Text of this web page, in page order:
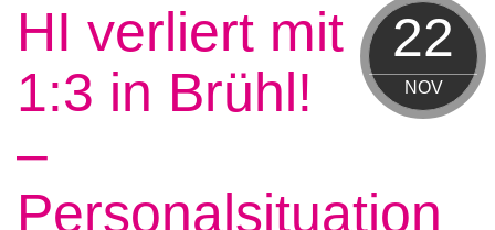
22
NOV
HI verliert mit
1:3 in Brühl!
–
Personalsituation